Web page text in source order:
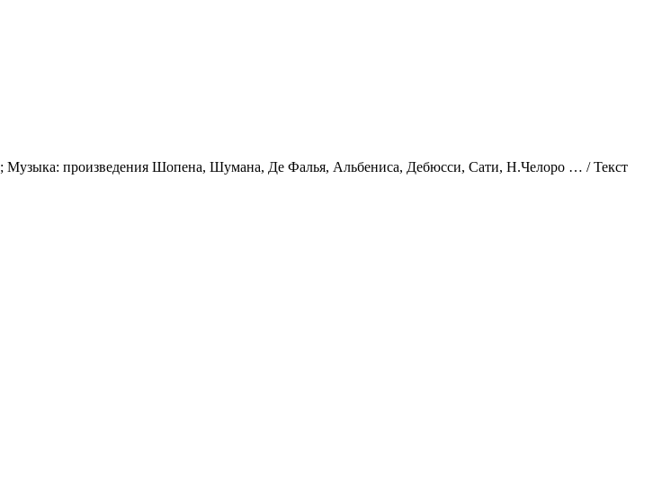
; Музыка: произведения Шопена, Шумана, Де Фалья, Альбениса, Дебюсси, Сати, Н.Челоро … / Текст